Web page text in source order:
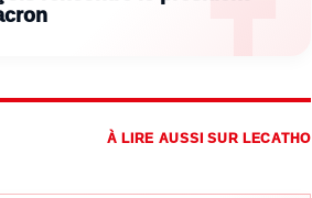
À LIRE AUSSI SUR LECATHO